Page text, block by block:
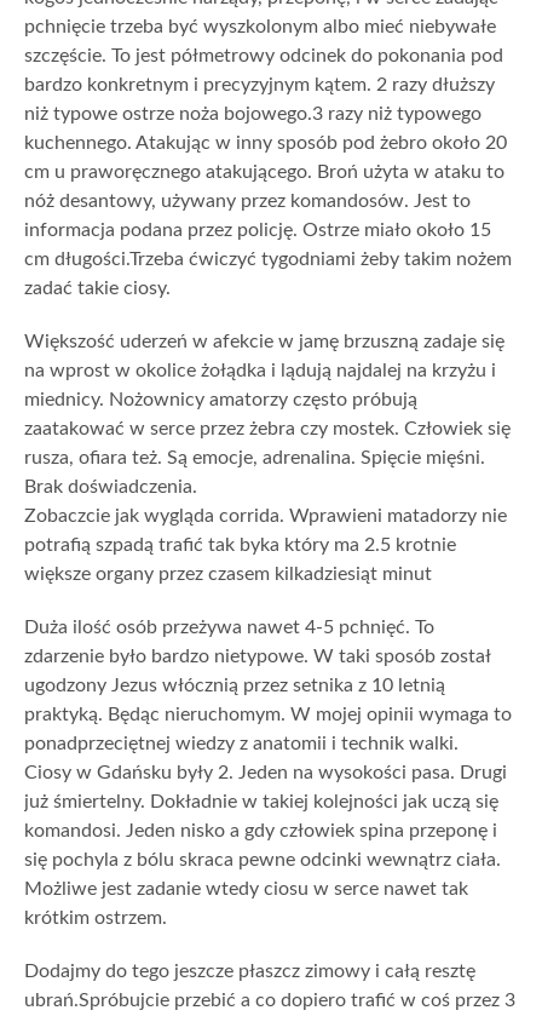
pchnięcie trzeba być wyszkolonym albo mieć niebywałe
szczęście. To jest półmetrowy odcinek do pokonania pod
bardzo konkretnym i precyzyjnym kątem. 2 razy dłuższy
niż typowe ostrze noża bojowego.3 razy niż typowego
kuchennego. Atakując w inny sposób pod żebro około 20
cm u praworęcznego atakującego. Broń użyta w ataku to
nóż desantowy, używany przez komandosów. Jest to
informacja podana przez policję. Ostrze miało około 15
cm długości.Trzeba ćwiczyć tygodniami żeby takim nożem
zadać takie ciosy.
Większość uderzeń w afekcie w jamę brzuszną zadaje się
na wprost w okolice żołądka i lądują najdalej na krzyżu i
miednicy. Nożownicy amatorzy często próbują
zaatakować w serce przez żebra czy mostek. Człowiek się
rusza, ofiara też. Są emocje, adrenalina. Spięcie mięśni.
Brak doświadczenia.
Zobaczcie jak wygląda corrida. Wprawieni matadorzy nie
potrafią szpadą trafić tak byka który ma 2.5 krotnie
większe organy przez czasem kilkadziesiąt minut
Duża ilość osób przeżywa nawet 4-5 pchnięć. To
zdarzenie było bardzo nietypowe. W taki sposób został
ugodzony Jezus włócznią przez setnika z 10 letnią
praktyką. Będąc nieruchomym. W mojej opinii wymaga to
ponadprzeciętnej wiedzy z anatomii i technik walki.
Ciosy w Gdańsku były 2. Jeden na wysokości pasa. Drugi
już śmiertelny. Dokładnie w takiej kolejności jak uczą się
komandosi. Jeden nisko a gdy człowiek spina przeponę i
się pochyla z bólu skraca pewne odcinki wewnątrz ciała.
Możliwe jest zadanie wtedy ciosu w serce nawet tak
krótkim ostrzem.
Dodajmy do tego jeszcze płaszcz zimowy i całą resztę
ubrań.Spróbujcie przebić a co dopiero trafić w coś przez 3